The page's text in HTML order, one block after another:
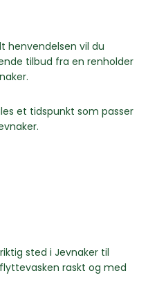
henvendelsen vil du
tilbud fra en renholder
et tidspunkt som passer
sted i Jevnaker til
raskt og med